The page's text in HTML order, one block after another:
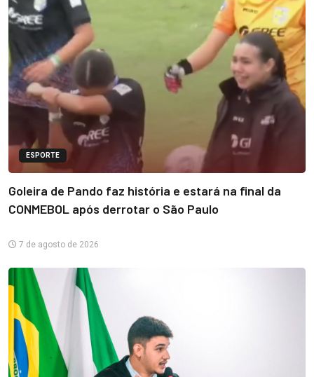
ESPORTE
Goleira de Pando faz história e estará na final da
CONMEBOL após derrotar o São Paulo
7 de agosto de 2026